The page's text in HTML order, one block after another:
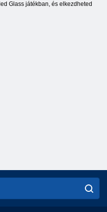
Glass játékban, és elkezdheted